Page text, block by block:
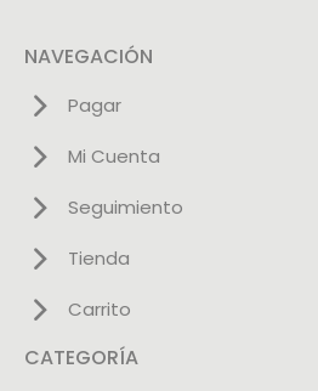
NAVEGACIÓN
Pagar
Mi Cuenta
Seguimiento
Tienda
Carrito
CATEGORÍA